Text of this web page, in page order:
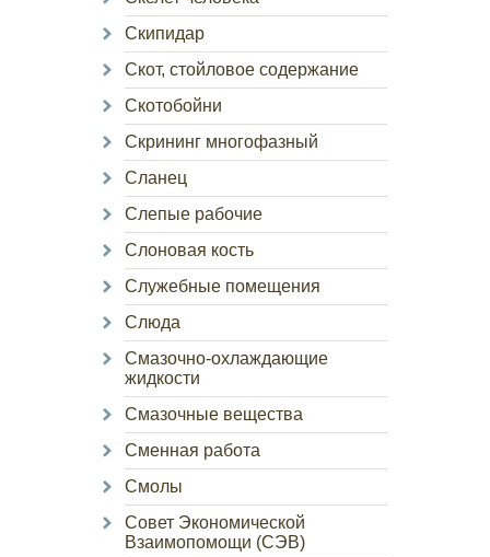
Скипидар
Скот, стойловое содержание
Скотобойни
Скрининг многофазный
Сланец
Слепые рабочие
Слоновая кость
Служебные помещения
Слюда
Смазочно-охлаждающие
жидкости
Смазочные вещества
Сменная работа
Смолы
Совет Экономической
Взаимопомощи (СЭВ)